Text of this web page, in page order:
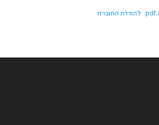
להורדת החוברת